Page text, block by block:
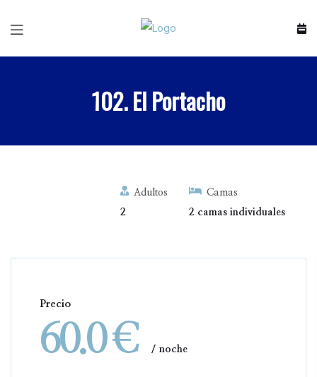
102. El Portacho
Adultos
2
Camas
2 camas individuales
Precio
60.0 € noche